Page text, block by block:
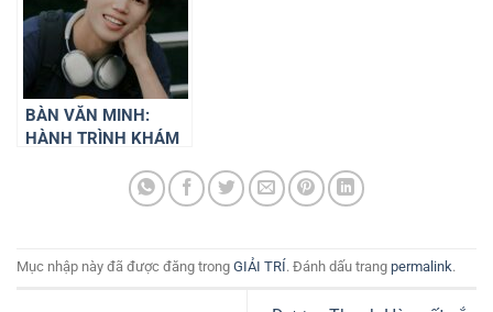
thư Nguyễn Phú
Trọng
BÀN VĂN MINH:
HÀNH TRÌNH KHÁM
SƠN – BẮC SƠN VÀ
SƠN
Mục nhập này đã được đăng trong GIẢI TRÍ. Đánh dấu trang permalink.